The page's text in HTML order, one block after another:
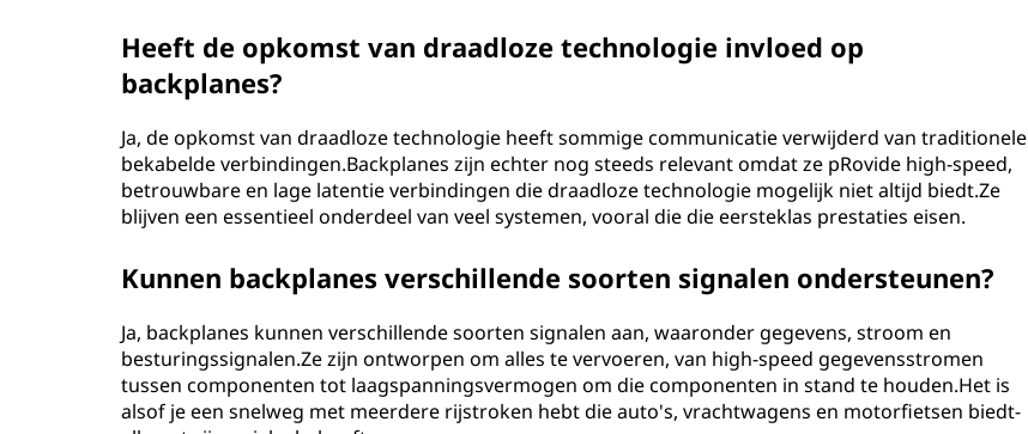
Heeft de opkomst van draadloze technologie invloed op
backplanes?
Ja, de opkomst van draadloze technologie heeft sommige communicatie verwijderd van traditionele
bekabelde verbindingen.Backplanes zijn echter nog steeds relevant omdat ze pRovide high-speed,
betrouwbare en lage latentie verbindingen die draadloze technologie mogelijk niet altijd biedt.Ze
blijven een essentieel onderdeel van veel systemen, vooral die die eersteklas prestaties eisen.
Kunnen backplanes verschillende soorten signalen ondersteunen?
Ja, backplanes kunnen verschillende soorten signalen aan, waaronder gegevens, stroom en
besturingssignalen.Ze zijn ontworpen om alles te vervoeren, van high-speed gegevensstromen
tussen componenten tot laagspanningsvermogen om die componenten in stand te houden.Het is
alsof je een snelweg met meerdere rijstroken hebt die auto's, vrachtwagens en motorfietsen biedt-